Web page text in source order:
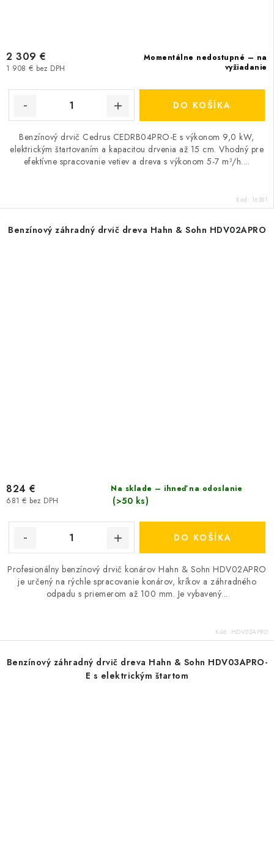
Momentálne nedostupné – na
vyžiadanie
1 908 € bez DPH
2 309 €
DO KOŠÍKA
Benzínový drvič Cedrus CEDRB04PRO-E s výkonom 9,0 kW,
elektrickým štartovaním a kapacitou drvenia až 15 cm. Vhodný pre
efektívne spracovanie vetiev a dreva s výkonom 5-7 m³/h....
Kód: 16381
Benzínový záhradný drvič dreva Hahn & Sohn HDV02APRO
Na sklade – ihneď na odoslanie
(>50 ks)
681 € bez DPH
824 €
DO KOŠÍKA
Profesionálny benzínový drvič konárov Hahn & Sohn HDV02APRO
je určený na rýchle spracovanie konárov, kríkov a záhradného
odpadu s priemerom až 100 mm. Je vybavený...
Kód: HDV02APRO
Benzínový záhradný drvič dreva Hahn & Sohn HDV03APRO-
E s elektrickým štartom